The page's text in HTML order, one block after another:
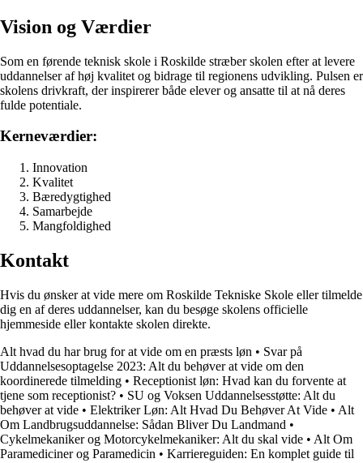
Vision og Værdier
Som en førende teknisk skole i Roskilde stræber skolen efter at levere
uddannelser af høj kvalitet og bidrage til regionens udvikling. Pulsen er
skolens drivkraft, der inspirerer både elever og ansatte til at nå deres
fulde potentiale.
Kerneværdier:
Innovation
Kvalitet
Bæredygtighed
Samarbejde
Mangfoldighed
Kontakt
Hvis du ønsker at vide mere om Roskilde Tekniske Skole eller tilmelde
dig en af deres uddannelser, kan du besøge skolens officielle
hjemmeside eller kontakte skolen direkte.
Alt hvad du har brug for at vide om en præsts løn • Svar på
Uddannelsesoptagelse 2023: Alt du behøver at vide om den
koordinerede tilmelding • Receptionist løn: Hvad kan du forvente at
tjene som receptionist? • SU og Voksen Uddannelsesstøtte: Alt du
behøver at vide • Elektriker Løn: Alt Hvad Du Behøver At Vide • Alt
Om Landbrugsuddannelse: Sådan Bliver Du Landmand •
Cykelmekaniker og Motorcykelmekaniker: Alt du skal vide • Alt Om
Paramediciner og Paramedicin • Karriereguiden: En komplet guide til